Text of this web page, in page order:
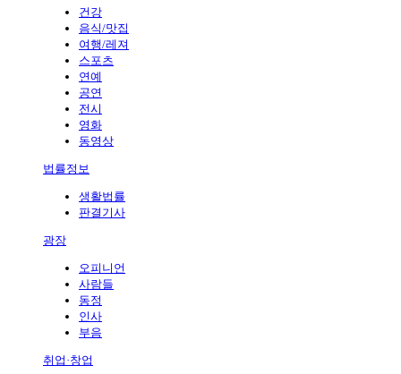
건강
음식/맛집
여행/레져
스포츠
연예
공연
전시
영화
동영상
법률정보
생활법률
판결기사
광장
오피니언
사람들
동정
인사
부음
취업·창업